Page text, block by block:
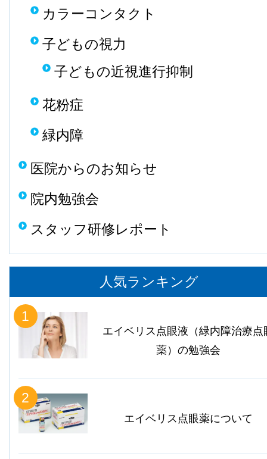
カラーコンタクト
子どもの視力
子どもの近視進行抑制
花粉症
緑内障
医院からのお知らせ
院内勉強会
スタッフ研修レポート
人気ランキング
1
エイベリス点眼液（緑内障治療点
薬）の勉強会
2
エイベリス点眼薬について